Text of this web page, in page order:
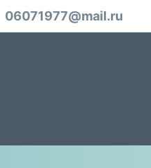
06071977@mail.ru